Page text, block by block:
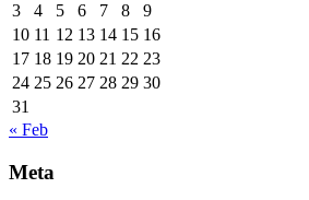
3
4 5 6 7 8
9
10 11 12 13 14 15 16
17 18 19 20 21 22 23
24 25 26 27 28 29 30
31
« Feb
Meta